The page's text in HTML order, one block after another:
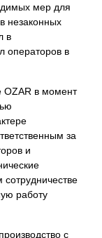
мер для
незаконных
в
операторов в
OZAR в момент
за
и
работу
с